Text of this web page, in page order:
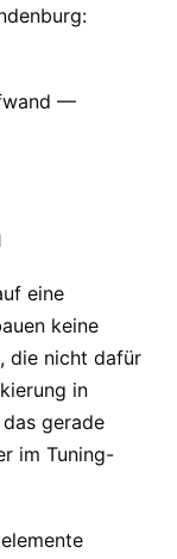
—
eine
keine
die nicht dafür
in
gerade
im Tuning-